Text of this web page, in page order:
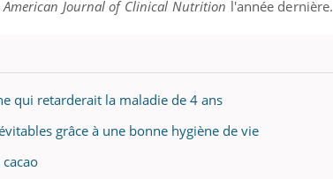
American Journal of Clinical Nutrition l'année dernière.
qui retarderait la maladie de 4 ans
grâce à une bonne hygiène de vie